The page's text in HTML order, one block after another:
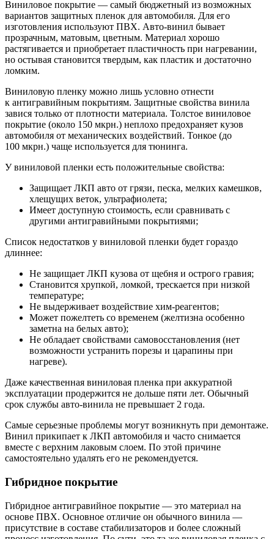
Виниловое покрытие — самый бюджетный из возможных
вариантов защитных пленок для автомобиля. Для его
изготовления используют ПВХ. Авто-винил бывает
прозрачным, матовым, цветным. Материал хорошо
растягивается и приобретает пластичность при нагревании,
но остывая становится твердым, как пластик и достаточно
ломким.
Виниловую пленку можно лишь условно отнести
к антигравийным покрытиям. Защитные свойства винила
завися только от плотности материала. Толстое виниловое
покрытие (около 150 мкрн.) неплохо предохраняет кузов
автомобиля от механических воздействий. Тонкое (до
100 мкрн.) чаще используется для тюнинга.
У виниловой пленки есть положительные свойства:
Защищает ЛКП авто от грязи, песка, мелких камешков,
хлещущих веток, ультрафиолета;
Имеет доступную стоимость, если сравнивать с
другими антигравийными покрытиями;
Список недостатков у виниловой пленки будет гораздо
длиннее:
Не защищает ЛКП кузова от щебня и острого гравия;
Становится хрупкой, ломкой, трескается при низкой
температуре;
Не выдерживает воздействие хим-реагентов;
Может пожелтеть со временем (желтизна особенно
заметна на белых авто);
Не обладает свойствами самовосстановления (нет
возможности устранить порезы и царапины при
нагреве).
Даже качественная виниловая пленка при аккуратной
эксплуатации продержится не дольше пяти лет. Обычный
срок службы авто-винила не превышает 2 года.
Самые серьезные проблемы могут возникнуть при демонтаже.
Винил прикипает к ЛКП автомобиля и часто снимается
вместе с верхним лаковым слоем. По этой причине
самостоятельно удалять его не рекомендуется.
Гибридное покрытие
Гибридное антигравийное покрытие — это материал на
основе ПВХ. Основное отличие он обычного винила —
присутствие в составе стабилизаторов и более сложный